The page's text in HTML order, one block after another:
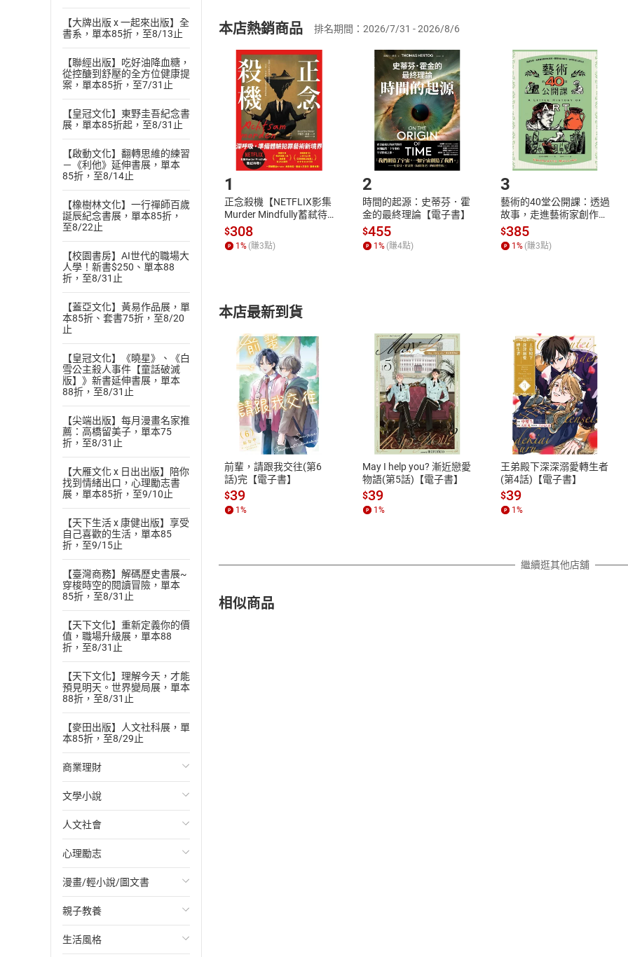
【大牌出版 x 一起來出版】全
書系，單本85折，至8/13止
【聯經出版】吃好油降血糖，
從控醣到舒壓的全方位健康提
案，單本85折，至7/31止
【皇冠文化】東野圭吾紀念書
展，單本85折起，至8/31止
【啟動文化】翻轉思維的練習
－《利他》延伸書展，單本
85折，至8/14止
【橡樹林文化】一行禪師百歲
誕辰紀念書展，單本85折，
至8/22止
【校園書房】AI世代的職場大
人學！新書$250、單本88
折，至8/31止
【蓋亞文化】黃易作品展，單
本85折、套書75折，至8/20
止
【皇冠文化】《曉星》、《白
雪公主殺人事件【童話破滅
版】》新書延伸書展，單本
88折，至8/31止
【尖端出版】每月漫畫名家推
薦：高橋留美子，單本75
折，至8/31止
【大雁文化 x 日出出版】陪你
找到情緒出口，心理勵志書
展，單本85折，至9/10止
【天下生活 x 康健出版】享受
自己喜歡的生活，單本85
折，至9/15止
【臺灣商務】解碼歷史書展~
穿梭時空的閱讀冒險，單本
85折，至8/31止
【天下文化】重新定義你的價
值，職場升級展，單本88
折，至8/31止
【天下文化】理解今天，才能
預見明天。世界變局展，單本
88折，至8/31止
【麥田出版】人文社科展，單
本85折，至8/29止
商業理財
投資理財
經濟/趨勢
財務/金融
管理/領導
職場工作術
成功法
文學小說
歐美文學
日本文學
韓國文學
華文文學
經典文學
人文社會
國際關係
政治
社會科學
台灣/中國歷史
心理勵志
心靈成長/情緒
人際關係
兩性關係
漫畫/輕小說/圖文書
輕小說
奇幻/科幻
親子教養
教育現場
生活風格
(二)消費者訂購本店鋪之商品即代表知悉本店鋪所銷售之商品為電子書，
且已下載/存取電子書，不得請求退貨退款。
退貨方式：您欲取消訂單或辦理退貨時，請登入樂天市場，並於「我的訂單
貨」，本店鋪將依您的申請進行審核，待審核通過後將為您辦理退款事宜。
請注意，樂天市場須以整筆訂單為單位進行取消/退貨，恕無法以單支商品取
挑選商品
Choose
放入購物車
Shopping cart
登入帳號
Login
購書後，如何開始使用？
Step1.選擇閱讀載具 Step2.登入
付款方式
ATM轉帳、信用卡、LINE PAY、AFTEE
退換貨規範
本店是否提供消費者保護法七日猶
之權利，遽消費者保護法及通訊交
除權合理例外情事適用準則，依商
質各有不同規定。詳細退換貨說明
照各商品說明。
本店熱銷商品 排名期間：2026/7/31 - 2026/8/6
1
正念殺機【NETFLIX影集
Murder Mindfully蓄弒待
發】【電子書】
$308
1% (賺3點)
2
時間的起源：史蒂芬．霍
金的最終理論【電子書】
$455
1% (賺4點)
3
藝術的40堂公開課：透過
故事，走進藝術家創作現
場，看藝術如何誕生、如
何形塑人類生活【電子
書】
$385
1% (賺3點)
本店最新到貨
前輩，請跟我交往(第6
話)完【電子書】
$39
1 %
May I help you? 漸近戀愛
物語(第5話)【電子書】
$39
1 %
王弟殿下深深溺愛轉生者
(第4話)【電子書】
$39
1 %
繼續逛其他店舖
相似商品